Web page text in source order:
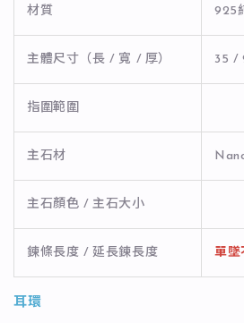
材質 925
主體尺寸（長 / 寬 / 厚） 35 /
指圍範圍
主石材
主石顏色 / 主石大小
鍊條長度 / 延長鍊長度 單墜
耳環